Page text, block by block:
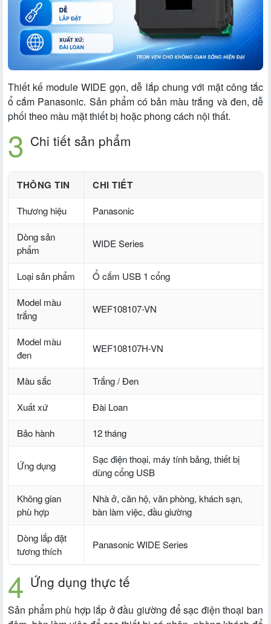
Thiết kế module WIDE gọn, dễ lắp chung với mặt công tắc
ổ cắm Panasonic. Sản phẩm có bản màu trắng và đen, dễ
phối theo màu mặt thiết bị hoặc phong cách nội thất.
Chi tiết sản phẩm
THÔNG TIN CHI TIẾT
Thương hiệu Panasonic
Dòng sản
phẩm
WIDE Series
Loại sản phẩm Ổ cắm USB 1 cổng
Model màu
trắng
WEF108107-VN
Model màu
đen
WEF108107H-VN
Màu sắc Trắng / Đen
Xuất xứ Đài Loan
Bảo hành 12 tháng
Ứng dụng
Sạc điện thoại, máy tính bảng, thiết bị
dùng cổng USB
Không gian
phù hợp
Nhà ở, căn hộ, văn phòng, khách sạn,
bàn làm việc, đầu giường
Dòng lắp đặt
tương thích
Panasonic WIDE Series
Ứng dụng thực tế
Sản phẩm phù hợp lắp ở đầu giường để sạc điện thoại ban